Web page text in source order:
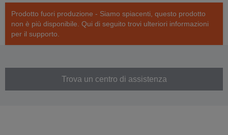
Prodotto fuori produzione - Siamo spiacenti, questo prodotto
non è più disponibile. Qui di seguito trovi ulteriori informazioni
per il supporto.
Trova un centro di assistenza